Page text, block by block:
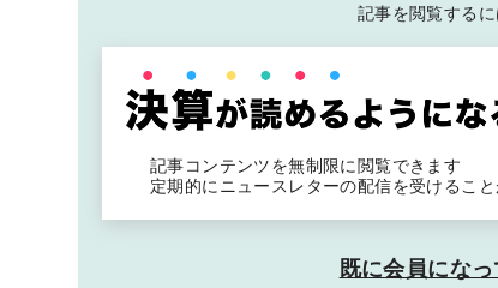
記事を閲覧する
記事コンテンツを無制限に閲覧できます
定期的にニュースレターの配信を受けるこ
既に会員にな